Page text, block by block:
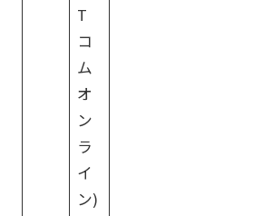
T
コ
ム
オ
ン
ラ
イ
ン)